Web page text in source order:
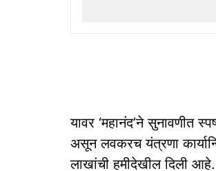
यावर ‘महानंद’ने सुनावणीत
असून लवकरच यंत्रणा
लाखांची हमीदेखील दिली